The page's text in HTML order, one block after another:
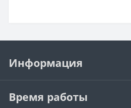
Информация
Время работы